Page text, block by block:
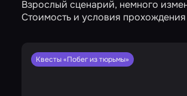
Взрослый сценарий, немного
Стоимость и условия прохождения
Квесты «Побег из тюрьмы»